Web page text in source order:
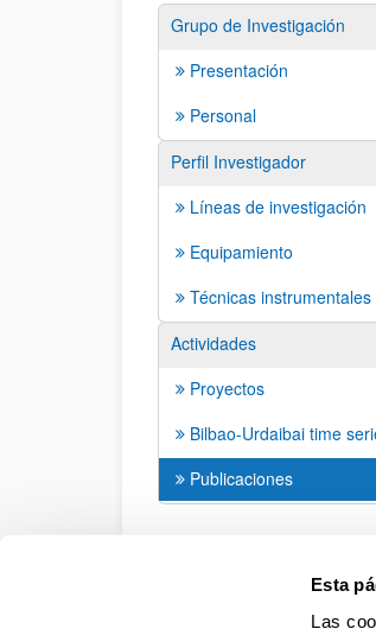
Esta
Las
Grupo de Investigación
Presentación
Personal
Perfil Investigador
Líneas de investigación
Equipamiento
Técnicas instrumentales
Actividades
Proyectos
Bilbao-Urdaibai time
Publicaciones